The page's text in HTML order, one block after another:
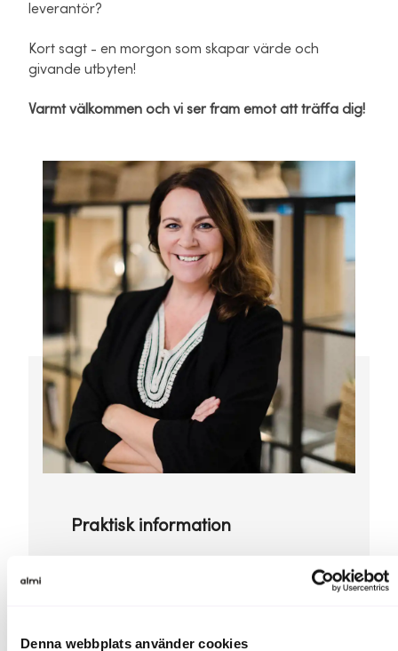
Denna webbplats använder cookies
leverantör?
Kort sagt - en morgon som skapar värde och
givande utbyten!
Varmt välkommen och vi ser fram emot att träffa dig!
Praktisk information
Skybar Svampen, Örebro